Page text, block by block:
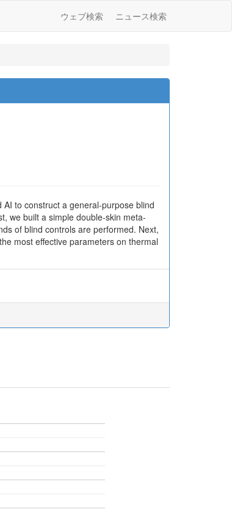
ウェブ検索 ニュース検索
to construct a general-purpose blind
we built a simple double-skin meta-
of blind controls are performed. Next,
most effective parameters on thermal